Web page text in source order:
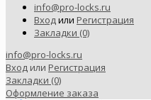
info@pro-locks.ru
Входили Регистрация
Закладки (0)
info@pro-locks.ru
Вход или Регистрация
Закладки (0)
Оформление заказа